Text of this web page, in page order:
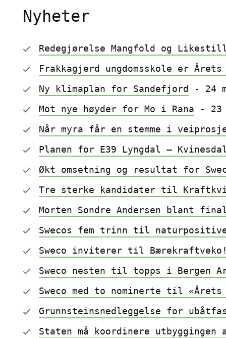
Nyheter
Redegjørelse Mangfold og
Frakkagjerd ungdomsskole er Årets
Ny klimaplan for Sandefjord
- 24
Mot nye høyder for Mo i Rana - 23
Når myra får en stemme i
Planen for E39 Lyngdal –
Økt omsetning og resultat for
Tre sterke kandidater til
Morten Sondre Andersen blant
Swecos fem trinn til
Sweco inviterer til
Sweco nesten til topps i Bergen
Sweco med to nominerte til
Grunnsteinsnedleggelse for
Staten må koordinere utbyggingen